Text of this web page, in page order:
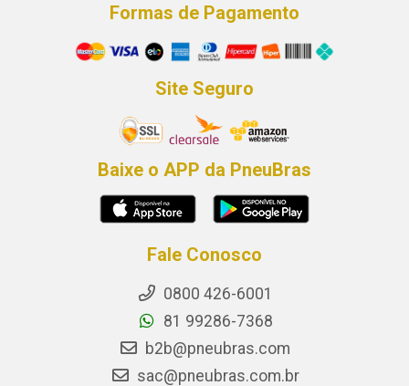
Formas de Pagamento
Site Seguro
Baixe o APP da PneuBras
Fale Conosco
0800 426-6001
81 99286-7368
b2b@pneubras.com
sac@pneubras.com.br